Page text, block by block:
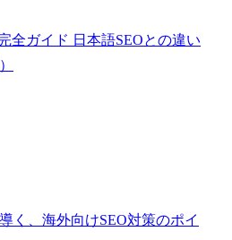
全ガイド 日本語SEOとの違い
く、海外向けSEO対策のポイ